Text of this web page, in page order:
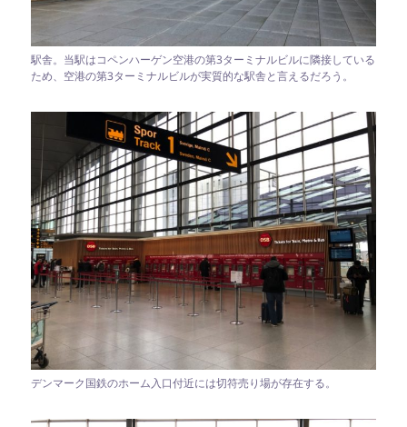
駅舎。当駅はコペンハーゲン空港の第3ターミナルビルに隣接している
ため、空港の第3ターミナルビルが実質的な駅舎と言えるだろう。
デンマーク国鉄のホーム入口付近には切符売り場が存在する。